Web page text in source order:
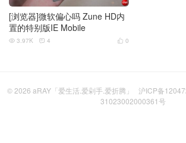
[浏览器]微软偏心吗 Zune HD内
置的特别版IE Mobile
 0
 3.97K  4
© 2026 aRAY「爱生活.爱剁手.爱折腾」 沪ICP备
31023002000361号